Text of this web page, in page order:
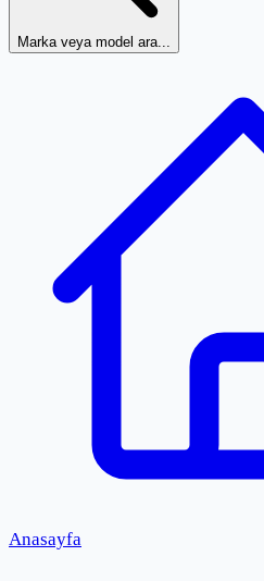
Marka veya model ara...
Anasayfa